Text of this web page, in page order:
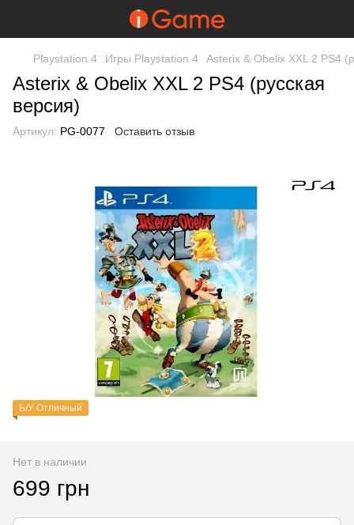
Playstation 4 Игры Playstation 4 Asterix & Obelix XXL 2 PS4
Asterix & Obelix XXL 2 PS4 (русская
версия)
Артикул: PG-0077 Оставить отзыв
Б/У Отличный
Нет в наличии
699 грн